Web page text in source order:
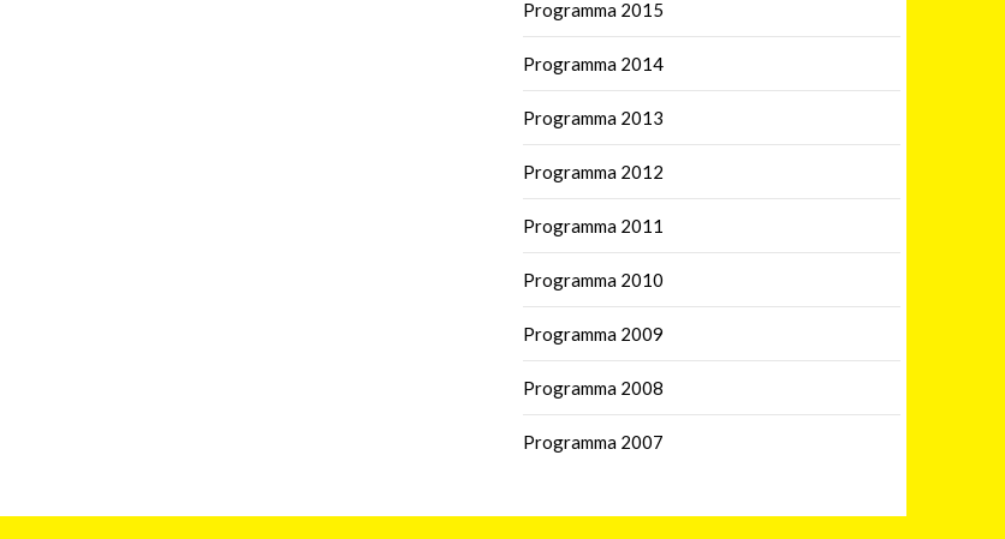
Programma 2015
Programma 2014
Programma 2013
Programma 2012
Programma 2011
Programma 2010
Programma 2009
Programma 2008
Programma 2007